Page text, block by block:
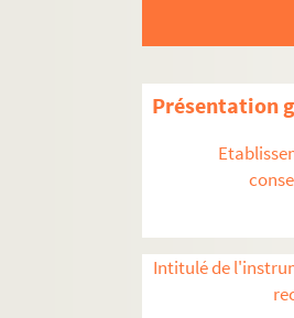
Présentation
Intitulé de
Artistes. SE-
Architectes.
Artistes.